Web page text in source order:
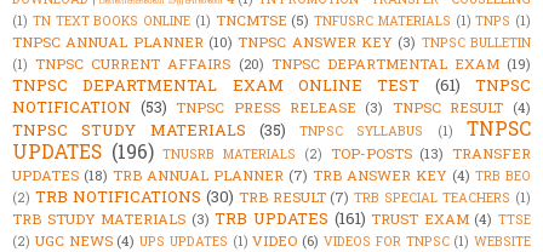
(1) TN TEXT BOOKS ONLINE (1) TNCMTSE (5) TNFUSRC MATERIALS (1) TNPS (1)
TNPSC ANNUAL PLANNER (10) TNPSC ANSWER KEY (3) TNPSC BULLETIN
(1) TNPSC CURRENT AFFAIRS (20) TNPSC DEPARTMENTAL EXAM (19)
TNPSC DEPARTMENTAL EXAM ONLINE TEST (61)
TNPSC
NOTIFICATION (53) TNPSC PRESS RELEASE (3) TNPSC RESULT (4)
TNPSC STUDY MATERIALS (35) TNPSC SYLLABUS (1)
TNPSC
UPDATES (196) TNUSRB MATERIALS (2) TOP-POSTS (13) TRANSFER
UPDATES (18) TRB ANNUAL PLANNER (7) TRB ANSWER KEY (4) TRB BEO
(2) TRB NOTIFICATIONS (30) TRB RESULT (7) TRB SPECIAL TEACHERS (1)
TRB STUDY MATERIALS (3) TRB UPDATES (161) TRUST EXAM (4) TTSE
(2) UGC NEWS (4) UPS UPDATES (1) VIDEO (6) VIDEOS FOR TNPSC (1) WEBSITE